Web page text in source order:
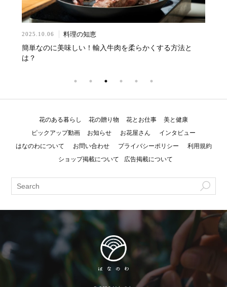
2025.10.06
料理の知恵
簡単なのに美味しい！輸入牛肉を柔らかくする方法と
は？
花のある暮らし 花の贈り物 花とお仕事
美と健康
ピックアップ動画
お知らせ お花屋さん
インタビュー
はなのわについて
お問い合わせ プライバシーポリシー
利用規約
ショップ掲載について
広告掲載について